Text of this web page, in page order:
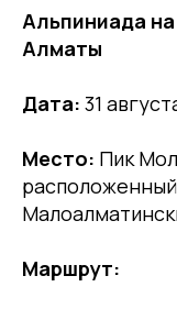
Альпиниада
Алматы
Дата: 31
Место: Пик
Маршрут: